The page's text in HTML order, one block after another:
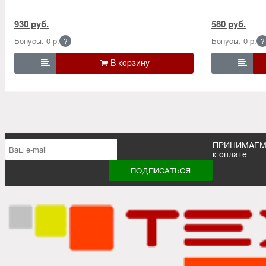
930 руб.
Бонусы: 0 р. ?

580 руб.
Бонусы: 0 р. ?

ПРИНИМАЕМ
к оплате